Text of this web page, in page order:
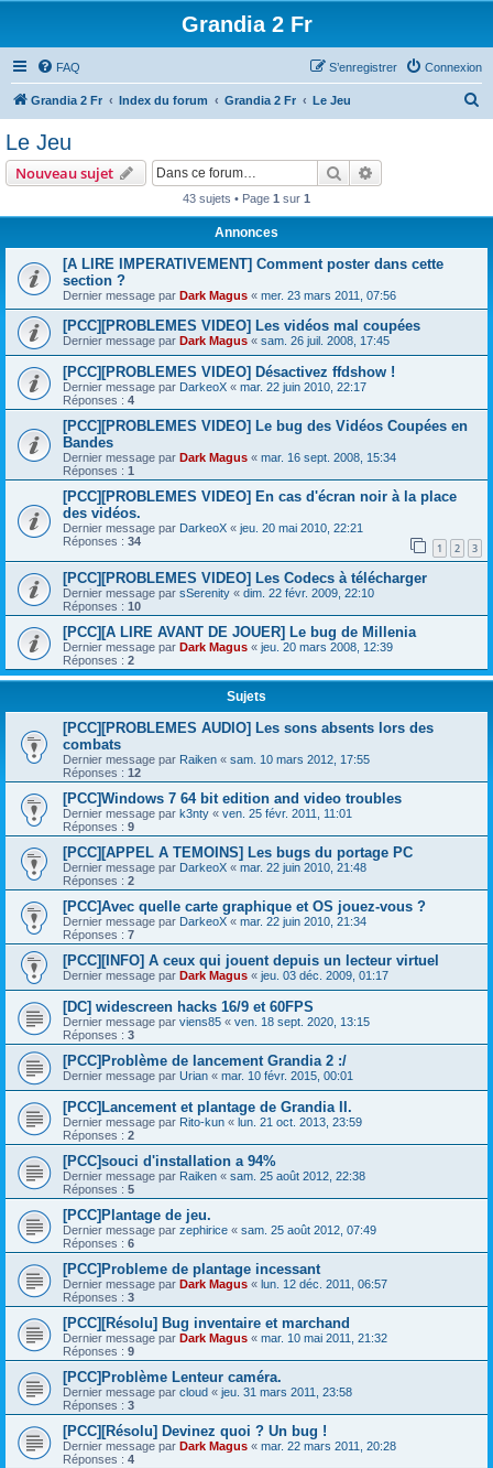
Grandia 2 Fr
FAQ Connexion
S’enregistrer
Grandia 2 Fr Index du forum Grandia 2 Fr Le Jeu
e
Le Jeu
Nouveau sujet Rechercher
43 sujets • Page 1 sur 1
Annonces
[A LIRE IMPERATIVEMENT] Comment poster dans cette
section ?
Dernier message par Dark Magus « mer. 23 mars 2011, 07:56
[PCC][PROBLEMES VIDEO] Les vidéos mal coupées
Dernier message par Dark Magus « sam. 26 juil. 2008, 17:45
[PCC][PROBLEMES VIDEO] Désactivez ffdshow !
Dernier message par DarkeoX « mar. 22 juin 2010, 22:17
Réponses : 4
[PCC][PROBLEMES VIDEO] Le bug des Vidéos Coupées en
Bandes
Dernier message par Dark Magus « mar. 16 sept. 2008, 15:34
Réponses : 1
[PCC][PROBLEMES VIDEO] En cas d'écran noir à la place
des vidéos.
Dernier message par DarkeoX « jeu. 20 mai 2010, 22:21
Réponses : 34 1 2 3
[PCC][PROBLEMES VIDEO] Les Codecs à télécharger
Dernier message par sSerenity « dim. 22 févr. 2009, 22:10
Réponses : 10
[PCC][A LIRE AVANT DE JOUER] Le bug de Millenia
Dernier message par Dark Magus « jeu. 20 mars 2008, 12:39
Réponses : 2
Sujets
[PCC][PROBLEMES AUDIO] Les sons absents lors des
combats
Dernier message par Raiken « sam. 10 mars 2012, 17:55
Réponses : 12
[PCC]Windows 7 64 bit edition and video troubles
Dernier message par k3nty « ven. 25 févr. 2011, 11:01
Réponses : 9
[PCC][APPEL A TEMOINS] Les bugs du portage PC
Dernier message par DarkeoX « mar. 22 juin 2010, 21:48
Réponses : 2
[PCC]Avec quelle carte graphique et OS jouez-vous ?
Dernier message par DarkeoX « mar. 22 juin 2010, 21:34
Réponses : 7
[PCC][INFO] A ceux qui jouent depuis un lecteur virtuel
Dernier message par Dark Magus « jeu. 03 déc. 2009, 01:17
[DC] widescreen hacks 16/9 et 60FPS
Dernier message par viens85 « ven. 18 sept. 2020, 13:15
Réponses : 3
[PCC]Problème de lancement Grandia 2 :/
Dernier message par Urian « mar. 10 févr. 2015, 00:01
[PCC]Lancement et plantage de Grandia II.
Dernier message par Rito-kun « lun. 21 oct. 2013, 23:59
Réponses : 2
[PCC]souci d'installation a 94%
Dernier message par Raiken « sam. 25 août 2012, 22:38
Réponses : 5
[PCC]Plantage de jeu.
Dernier message par zephirice « sam. 25 août 2012, 07:49
Réponses : 6
[PCC]Probleme de plantage incessant
Dernier message par Dark Magus « lun. 12 déc. 2011, 06:57
Réponses : 3
[PCC][Résolu] Bug inventaire et marchand
Dernier message par Dark Magus « mar. 10 mai 2011, 21:32
Réponses : 9
[PCC]Problème Lenteur caméra.
Dernier message par cloud « jeu. 31 mars 2011, 23:58
Réponses : 3
[PCC][Résolu] Devinez quoi ? Un bug !
Dernier message par Dark Magus « mar. 22 mars 2011, 20:28
Réponses : 4